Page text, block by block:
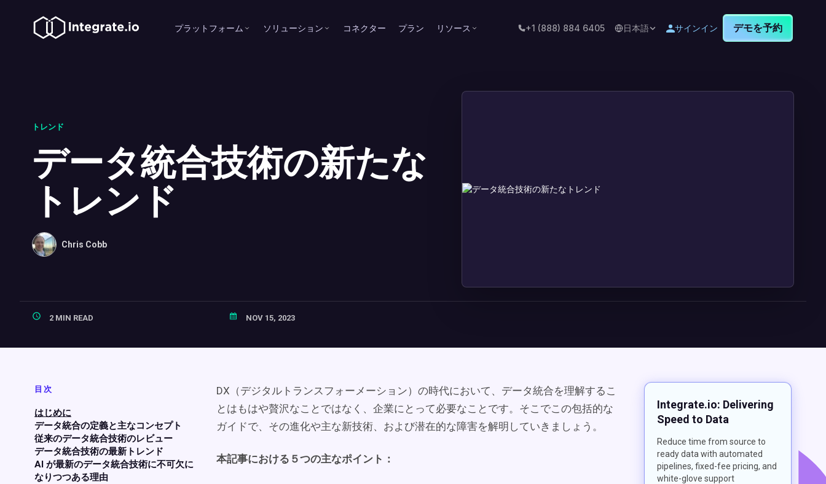
プラットフォーム ソリューション コネクター プラン リソース +1 (888) 884 6405 日本語 サインイン デモを予約
トレンド
データ統合技術の新たな
トレンド
Chris Cobb
2 MIN READ NOV 15, 2023
目次
はじめに
データ統合の定義と主なコンセプト
従来のデータ統合技術のレビュー
データ統合技術の最新トレンド
AI が最新のデータ統合技術に不可欠に
なりつつある理由
DX（デジタルトランスフォーメーション）の時代において、データ統合を理解するこ
とはもはや贅沢なことではなく、企業にとって必要なことです。そこでこの包括的な
ガイドで、その進化や主な新技術、および潜在的な障害を解明していきましょう。
本記事における５つの主なポイント：
Integrate.io: Delivering
Speed to Data
Reduce time from source to
ready data with automated
pipelines, fixed-fee pricing, and
white-glove support